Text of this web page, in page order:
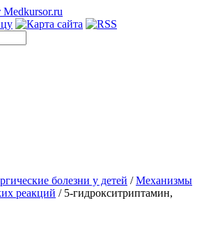
болезни у детей /Механизмы
реакций / 5-гидрокситриптамин,